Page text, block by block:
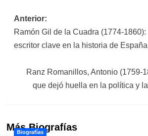
Navegación
de
Anterior:
Ramón Gil de la Cuadra (1774-
escritor clave en la historia de España
Ranz Romanillos, Antonio (1759-
que dejó huella en la política y
Más Biografías
Biografías